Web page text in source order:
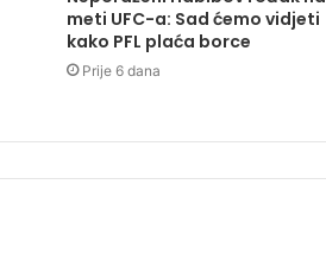
meti UFC-a: Sad ćemo vidjeti
kako PFL plaća borce
Prije 6 dana